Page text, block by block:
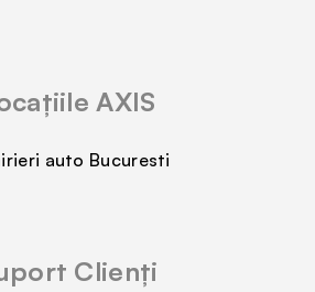
AXIS
auto Bucuresti
Clienți